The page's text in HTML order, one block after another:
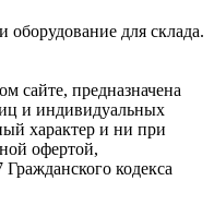
для склада.
сайте, предназначена
и индивидуальных
характер и ни при
офертой,
кодекса